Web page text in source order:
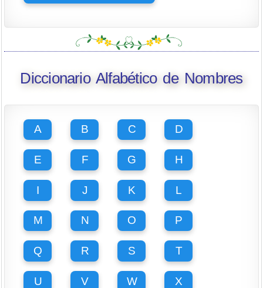
Diccionario Alfabético de Nombres
A B C D
E F G H
I J K L
M N O P
Q R S T
U V W X